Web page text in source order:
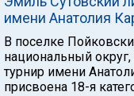
имени Анатолия
В поселке
национальный
турнир имени
присвоена 18-я